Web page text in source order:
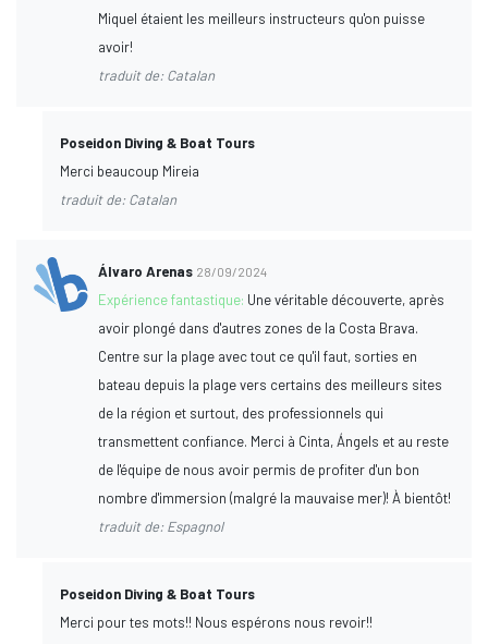
Miquel étaient les meilleurs instructeurs qu'on puisse
avoir!
traduit de: Catalan
Poseidon Diving & Boat Tours
Merci beaucoup Mireia
traduit de: Catalan
Álvaro Arenas 28/09/2024
Expérience fantastique: Une véritable découverte, après
avoir plongé dans d'autres zones de la Costa Brava.
Centre sur la plage avec tout ce qu'il faut, sorties en
bateau depuis la plage vers certains des meilleurs sites
de la région et surtout, des professionnels qui
transmettent confiance. Merci à Cinta, Ángels et au reste
de l'équipe de nous avoir permis de profiter d'un bon
nombre d'immersion (malgré la mauvaise mer)! À bientôt!
traduit de: Espagnol
Poseidon Diving & Boat Tours
Merci pour tes mots!! Nous espérons nous revoir!!